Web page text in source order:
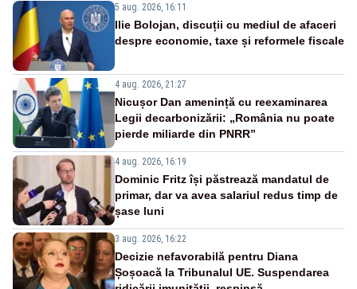
5 aug. 2026, 16:11
Ilie Bolojan, discuții cu mediul de afaceri
despre economie, taxe și reformele fiscale
4 aug. 2026, 21:27
Nicușor Dan amenință cu reexaminarea
Legii decarbonizării: „România nu poate
pierde miliarde din PNRR”
4 aug. 2026, 16:19
Dominic Fritz își păstrează mandatul de
primar, dar va avea salariul redus timp de
șase luni
3 aug. 2026, 16:22
Decizie nefavorabilă pentru Diana
Șoșoacă la Tribunalul UE. Suspendarea